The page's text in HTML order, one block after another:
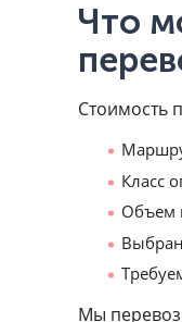
Что
Стоимость
Класс
Объем
Мы